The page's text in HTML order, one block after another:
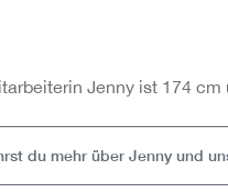
Jenny ist 174 cm
du mehr über Jenny und